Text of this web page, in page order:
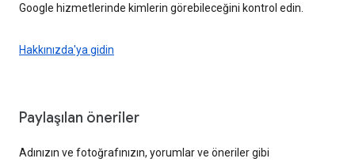
Google hizmetlerinde kimlerin görebileceğini kontrol edin.
Hakkınızda'ya gidin
Paylaşılan öneriler
Adınızın ve fotoğrafınızın, yorumlar ve öneriler gibi